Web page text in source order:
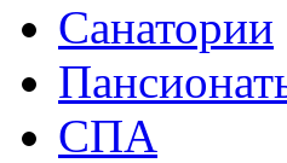
Санатории
СПА